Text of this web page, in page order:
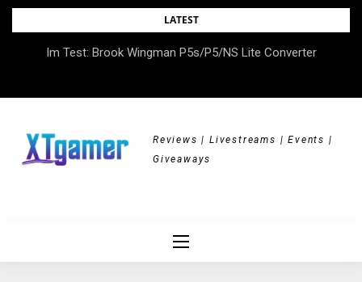
Skip
LATEST
Im Test: Brook Wingman P5s/P5/NS Lite Converter
DOK.fest München 2026 – Empowered, HerStory, Beyond
Reviews | Livestreams | Events |
Giveaways